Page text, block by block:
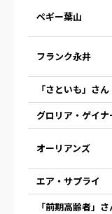
ペギー葉山
フランク永井
「さといも」さん
グロリア・ゲイナ
オーリアンズ
エア・サプライ
「前期高齢者」さ